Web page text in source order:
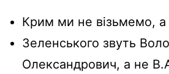
Крим ми не візьмемо,
Зеленського звуть
Олександрович, а не